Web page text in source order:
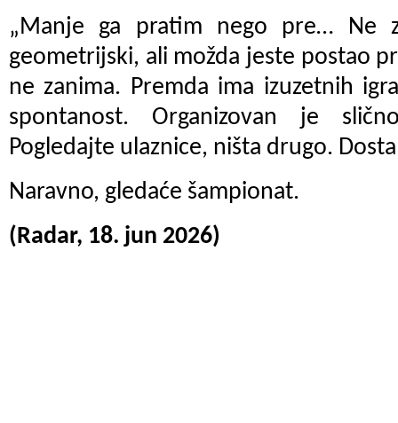
„Manje ga pratim nego pre… Ne
geometrijski, ali možda jeste postao
ne zanima. Premda ima izuzetnih
spontanost. Organizovan je
Pogledajte ulaznice, ništa drugo.
Naravno, gledaće šampionat.
(Radar, 18. jun 2026)